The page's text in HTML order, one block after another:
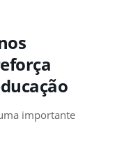
importante